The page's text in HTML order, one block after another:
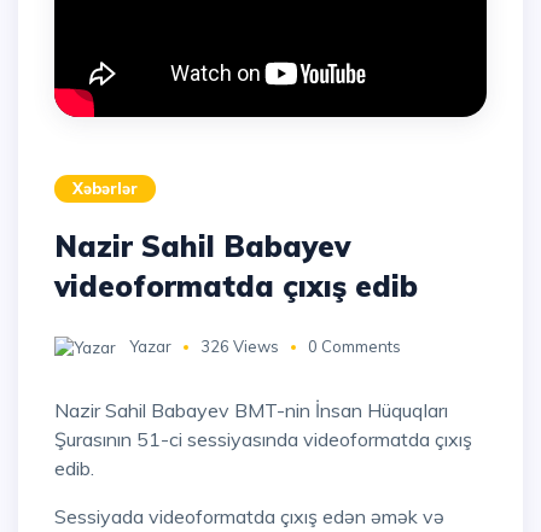
Xəbərlər
Nazir Sahil Babayev
videoformatda çıxış edib
Yazar 326 Views 0 Comments
Nazir Sahil Babayev BMT-nin İnsan Hüquqları
Şurasının 51-ci sessiyasında videoformatda çıxış
edib.
Sessiyada videoformatda çıxış edən əmək və